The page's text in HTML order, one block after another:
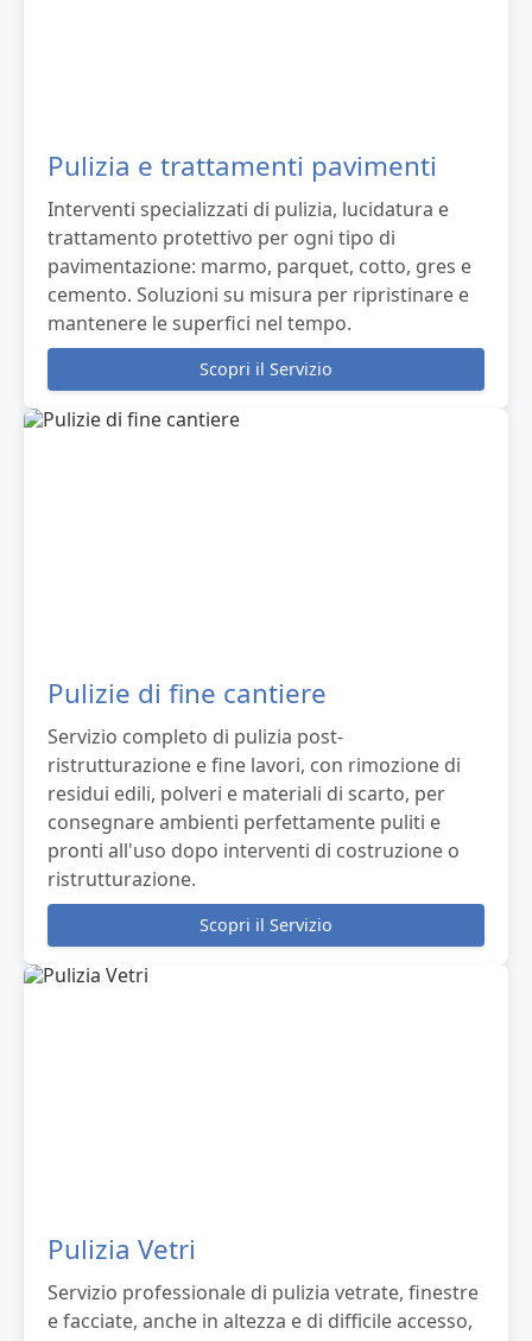
Pulizia e trattamenti pavimenti
Interventi specializzati di pulizia, lucidatura e
trattamento protettivo per ogni tipo di
pavimentazione: marmo, parquet, cotto, gres e
cemento. Soluzioni su misura per ripristinare e
mantenere le superfici nel tempo.
Scopri il Servizio
Pulizie di fine cantiere
Servizio completo di pulizia post-
ristrutturazione e fine lavori, con rimozione di
residui edili, polveri e materiali di scarto, per
consegnare ambienti perfettamente puliti e
pronti all'uso dopo interventi di costruzione o
ristrutturazione.
Scopri il Servizio
Pulizia Vetri
Servizio professionale di pulizia vetrate, finestre
e facciate, anche in altezza e di difficile accesso,